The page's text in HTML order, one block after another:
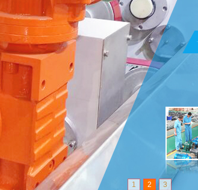
1 2 3